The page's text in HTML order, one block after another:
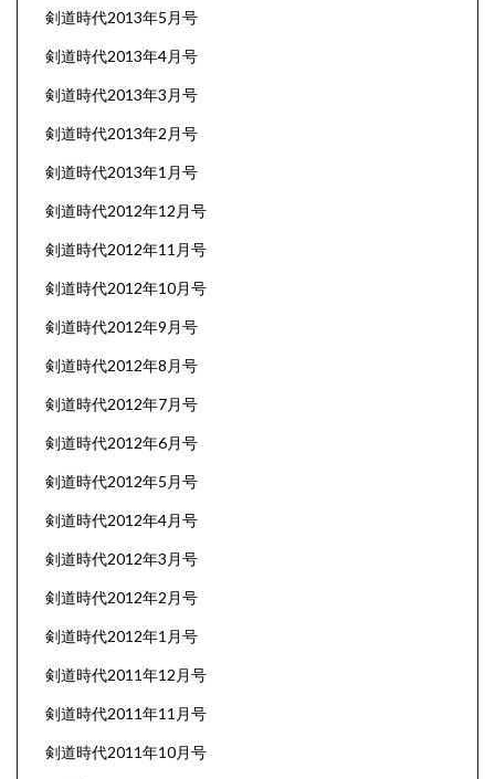
剣道時代2013年5月号
剣道時代2013年4月号
剣道時代2013年3月号
剣道時代2013年2月号
剣道時代2013年1月号
剣道時代2012年12月号
剣道時代2012年11月号
剣道時代2012年10月号
剣道時代2012年9月号
剣道時代2012年8月号
剣道時代2012年7月号
剣道時代2012年6月号
剣道時代2012年5月号
剣道時代2012年4月号
剣道時代2012年3月号
剣道時代2012年2月号
剣道時代2012年1月号
剣道時代2011年12月号
剣道時代2011年11月号
剣道時代2011年10月号